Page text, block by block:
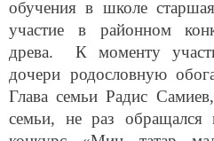
участие в районном
древа. К моменту
дочери родословную
Глава семьи Радис
семьи, не раз
конкурс «Мин татар